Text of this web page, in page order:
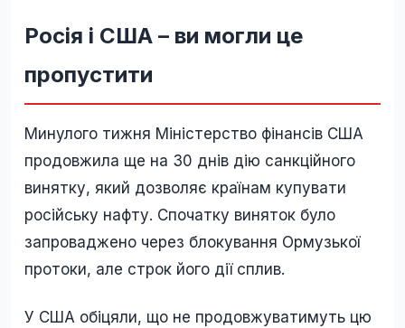
Росія і США – ви могли це
пропустити
Минулого тижня Міністерство фінансів США
продовжила ще на 30 днів дію санкційного
винятку, який дозволяє країнам купувати
російську нафту. Спочатку виняток було
запроваджено через блокування Ормузької
протоки, але строк його дії сплив.
У США обіцяли, що не продовжуватимуть цю